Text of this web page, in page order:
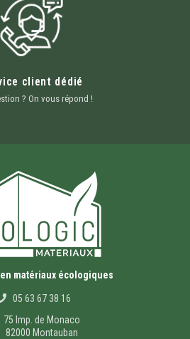
client dédié
? On vous répond !
matériaux écologiques
05 63 67 38 16
75 Imp. de Monaco
82000 Montauban